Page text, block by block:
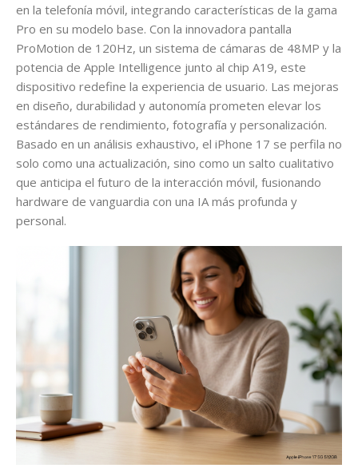
en la telefonía móvil, integrando características de la gama
Pro en su modelo base. Con la innovadora pantalla
ProMotion de 120Hz, un sistema de cámaras de 48MP y la
potencia de Apple Intelligence junto al chip A19, este
dispositivo redefine la experiencia de usuario. Las mejoras
en diseño, durabilidad y autonomía prometen elevar los
estándares de rendimiento, fotografía y personalización.
Basado en un análisis exhaustivo, el iPhone 17 se perfila no
solo como una actualización, sino como un salto cualitativo
que anticipa el futuro de la interacción móvil, fusionando
hardware de vanguardia con una IA más profunda y
personal.